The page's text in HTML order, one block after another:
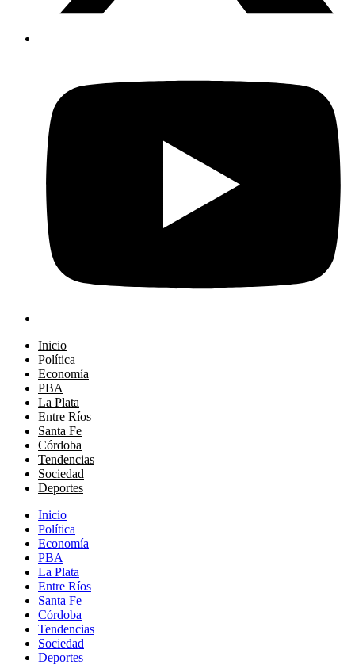
Inicio
Política
Economía
PBA
La Plata
Entre Ríos
Santa Fe
Córdoba
Tendencias
Sociedad
Deportes
Inicio
Política
Economía
PBA
La Plata
Entre Ríos
Santa Fe
Córdoba
Tendencias
Sociedad
Deportes